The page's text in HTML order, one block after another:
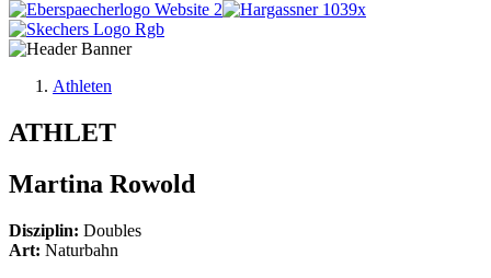
Athleten
ATHLET
Martina Rowold
Disziplin: Doubles
Art: Naturbahn